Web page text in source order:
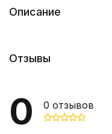
Описание
Отзывы
0 0 отзывов